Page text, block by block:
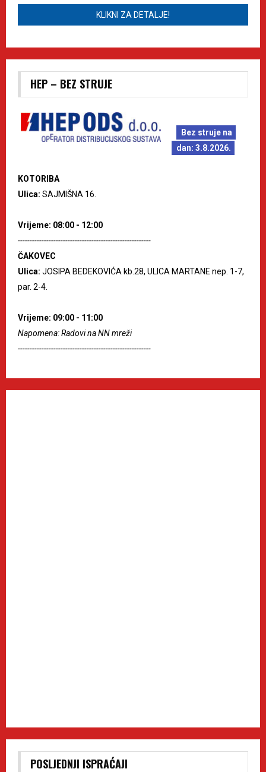
KLIKNI ZA DETALJE!
HEP – BEZ STRUJE
Bez struje na
dan: 3.8.2026.
KOTORIBA
Ulica: SAJMIŠNA 16.
Vrijeme: 08:00 - 12:00
--------------------------------------------------------
ČAKOVEC
Ulica: JOSIPA BEDEKOVIĆA kb.28, ULICA MARTANE nep. 1-7,
par. 2-4.
Vrijeme: 09:00 - 11:00
Napomena: Radovi na NN mreži
--------------------------------------------------------
POSLJEDNJI ISPRAĆAJI